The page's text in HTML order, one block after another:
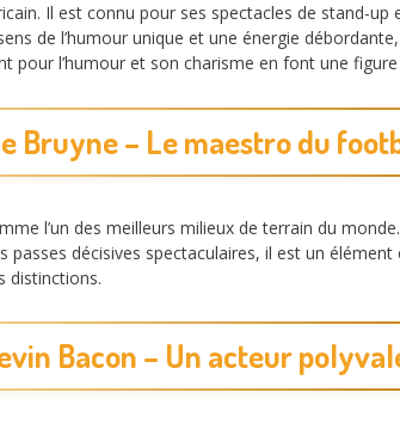
Il est connu pour ses spectacles de stand-
de l’humour unique et une énergie
pour l’humour et son charisme en font une
Bruyne – Le maestro du
l’un des meilleurs milieux de terrain du
décisives spectaculaires, il est un
distinctions.
Bacon – Un acteur